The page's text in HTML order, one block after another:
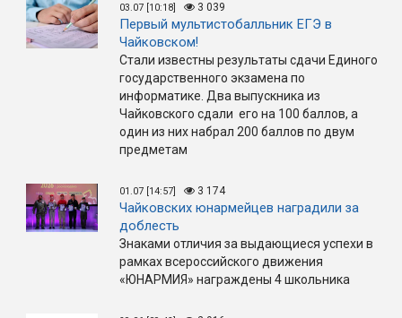
03.07 [10:18] 3 039
Первый мультистобалльник ЕГЭ в
Чайковском!
Стали известны результаты сдачи Единого
государственного экзамена по
информатике. Два выпускника из
Чайковского сдали его на 100 баллов, а
один из них набрал 200 баллов по двум
предметам
01.07 [14:57] 3 174
Чайковских юнармейцев наградили за
доблесть
Знаками отличия за выдающиеся успехи в
рамках всероссийского движения
«ЮНАРМИЯ» награждены 4 школьника